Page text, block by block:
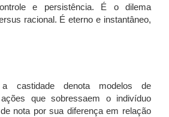
e persistência. É o dilema
racional. É eterno e instantâneo,
a castidade denota modelos de
que sobressaem o indivíduo
nota por sua diferença em relação